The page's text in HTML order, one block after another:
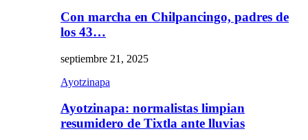
Con marcha en Chilpancingo, padres de
los 43…
septiembre 21, 2025
Ayotzinapa
Ayotzinapa: normalistas limpian
resumidero de Tixtla ante lluvias